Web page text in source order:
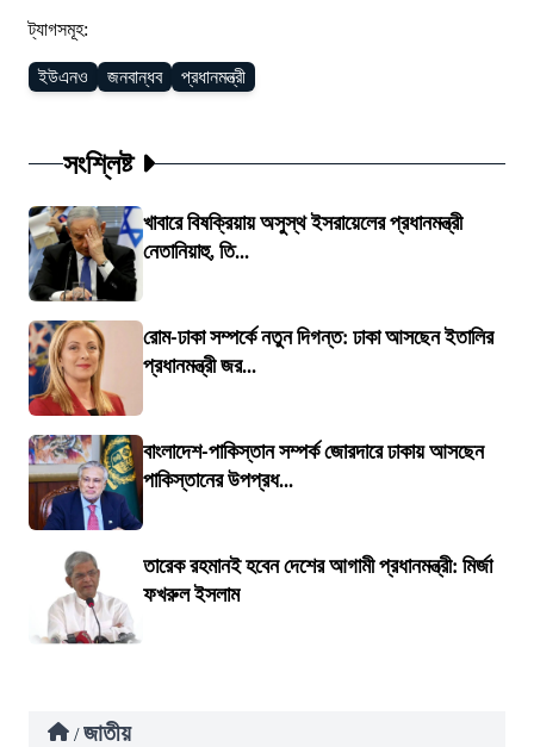
ট্যাগসমূহ:
ইউএনও জনবান্ধব প্রধানমন্ত্রী
সংশ্লিষ্ট
খাবারে বিষক্রিয়ায় অসুস্থ ইসরায়েলের প্রধানমন্ত্রী
নেতানিয়াহু, তি...
রোম-ঢাকা সম্পর্কে নতুন দিগন্ত: ঢাকা আসছেন ইতালির
প্রধানমন্ত্রী জর...
বাংলাদেশ-পাকিস্তান সম্পর্ক জোরদারে ঢাকায় আসছেন
পাকিস্তানের উপপ্রধ...
তারেক রহমানই হবেন দেশের আগামী প্রধানমন্ত্রী: মির্জা
ফখরুল ইসলাম
/ জাতীয়